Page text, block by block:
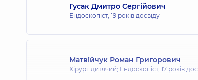
Гусак Дмитро Сергійович
Ендоскопіст, 19 років досвіду
Матвійчук Роман Григорович
Хірург дитячий; Ендоскопіст, 17 років